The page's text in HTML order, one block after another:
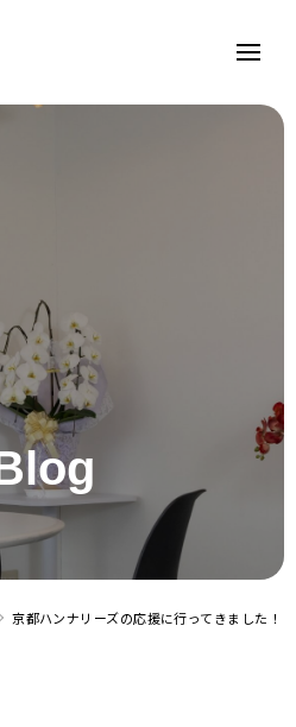
京都ハンナリーズの応援に行ってきました！